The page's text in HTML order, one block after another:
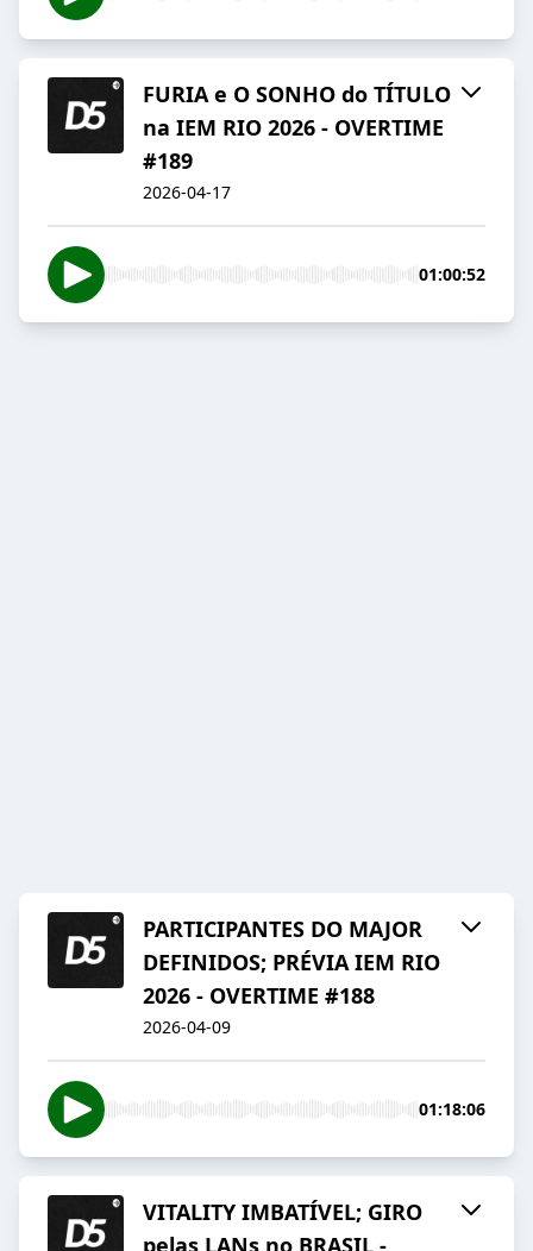
FURIA e O SONHO do TÍTULO
na IEM RIO 2026 - OVERTIME
#189
2026-04-17
01:00:52
PARTICIPANTES DO MAJOR
DEFINIDOS; PRÉVIA IEM RIO
2026 - OVERTIME #188
2026-04-09
01:18:06
VITALITY IMBATÍVEL; GIRO
pelas LANs no BRASIL -